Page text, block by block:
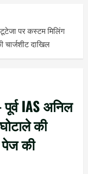
पर कस्टम मिलिंग
दाखिल
IAS अनिल
की
की